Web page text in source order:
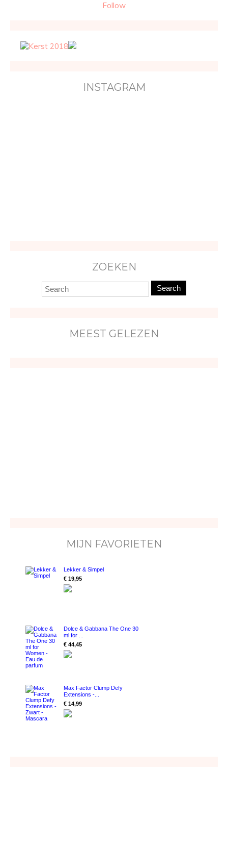
Follow
INSTAGRAM
ZOEKEN
Search
MEEST GELEZEN
MIJN FAVORIETEN
Lekker & Simpel
€ 19,95
Dolce & Gabbana The One 30
ml for ...
€ 44,45
Max Factor Clump Defy
Extensions -...
€ 14,99